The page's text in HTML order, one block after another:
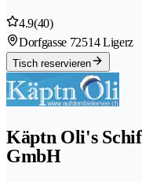
4.9(40)
Dorfgasse 72514 Ligerz
Tisch reservieren
Käptn Oli's
GmbH